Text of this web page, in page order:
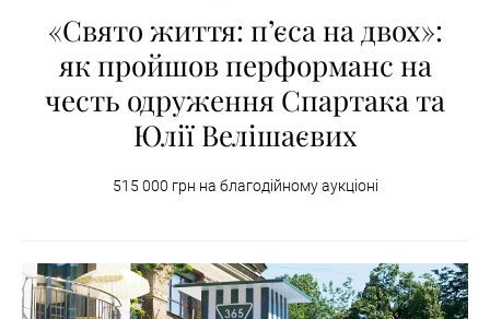
«Свято життя: п’єса на двох»:
як пройшов перформанс на
честь одруження Спартака та
Юлії Велішаєвих
515 000 грн на благодійному аукціоні